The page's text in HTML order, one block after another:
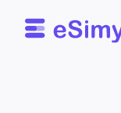
Esimy